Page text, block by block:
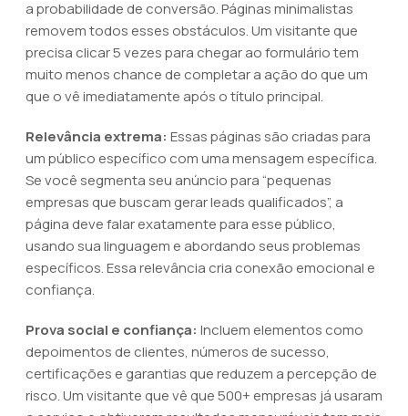
a probabilidade de conversão. Páginas minimalistas
removem todos esses obstáculos. Um visitante que
precisa clicar 5 vezes para chegar ao formulário tem
muito menos chance de completar a ação do que um
que o vê imediatamente após o título principal.
Relevância extrema: Essas páginas são criadas para
um público específico com uma mensagem específica.
Se você segmenta seu anúncio para “pequenas
empresas que buscam gerar leads qualificados”, a
página deve falar exatamente para esse público,
usando sua linguagem e abordando seus problemas
específicos. Essa relevância cria conexão emocional e
confiança.
Prova social e confiança: Incluem elementos como
depoimentos de clientes, números de sucesso,
certificações e garantias que reduzem a percepção de
risco. Um visitante que vê que 500+ empresas já usaram